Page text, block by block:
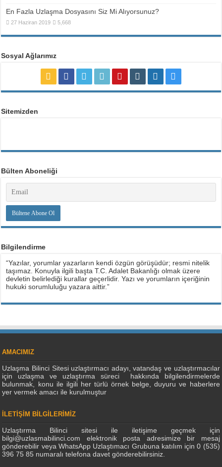
En Fazla Uzlaşma Dosyasını Siz Mi Alıyorsunuz?
27 Haziran 2019 5,668
Sosyal Ağlarımız
Sitemizden
Bülten Aboneliği
Bilgilendirme
“Yazılar, yorumlar yazarların kendi özgün görüşüdür; resmi nitelik
taşımaz. Konuyla ilgili başta T.C. Adalet Bakanlığı olmak üzere
devletin belirlediği kurallar geçerlidir. Yazı ve yorumların içeriğinin
hukuki sorumluluğu yazara aittir.”
AMACIMIZ
Uzlaşma Bilinci Sitesi uzlaştırmacı adayı, vatandaş ve uzlaştırmacılar
için uzlaşma ve uzlaştırma süreci hakkında bilgilendirmelerde
bulunmak, konu ile ilgili her türlü örnek belge, duyuru ve haberlere
yer vermek amacı ile kurulmuştur
İLETİŞİM BİLGİLERİMİZ
Uzlaştırma Bilinci sitesi ile iletişime geçmek için
bilgi@uzlasmabilinci.com elektronik posta adresimize bir mesaj
gönderebilir veya WhatsApp Uzlaştımacı Grubuna katılım için 0 (535)
396 75 85 numaralı telefona davet gönderebilirsiniz.